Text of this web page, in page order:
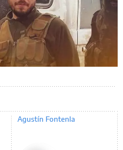
Agustín Fontenla